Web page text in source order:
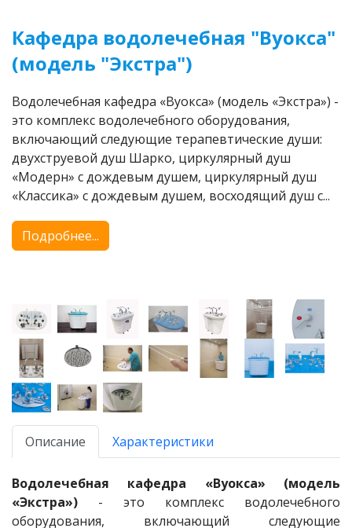
Кафедра водолечебная "Вуокса"
(модель "Экстра")
Водолечебная кафедра «Вуокса» (модель «Экстра») -
это комплекс водолечебного оборудования,
включающий следующие терапевтические души:
двухструевой душ Шарко, циркулярный душ
«Модерн» с дождевым душем, циркулярный душ
«Классика» с дождевым душем, восходящий душ с...
Подробнее...
Описание Характеристики
Водолечебная кафедра «Вуокса» (модель
«Экстра») - это комплекс водолечебного
оборудования, включающий следующие